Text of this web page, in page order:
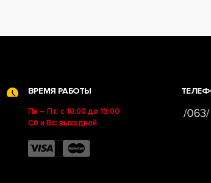
ВРЕМЯ РАБОТЫ
Пн – Пт: с 10:00 до 19:00
Сб и Вс: выходной